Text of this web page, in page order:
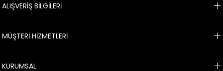
ALIŞVERİŞ BİLGİLERİ
MÜŞTERİ HİZMETLERİ
KURUMSAL